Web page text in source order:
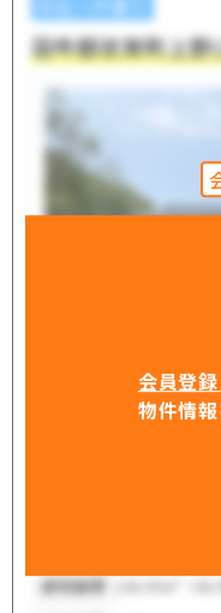
会員登録
物件情
羽咋郡志賀町上
建物面積
143.47m²（